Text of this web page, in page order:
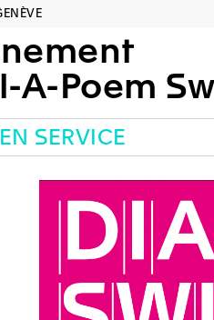
A-Poem
SERVICE